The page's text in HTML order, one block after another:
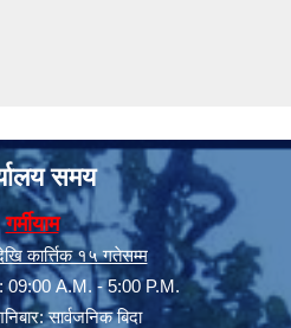
समय
गर्मीयाम
कार्त्तिक १५ गतेसम्म
09:00 A.M. - 5:00 P.M.
सार्वजनिक बिदा